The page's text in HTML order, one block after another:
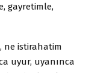
gayretimle,
ne istirahatim
uyur, uyanınca